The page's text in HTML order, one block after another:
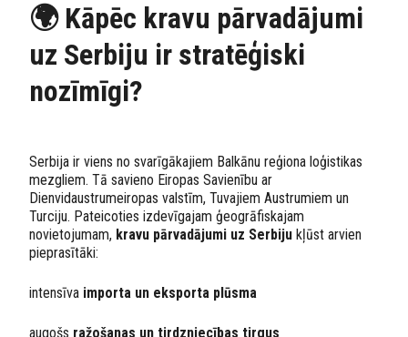
🌍 Kāpēc kravu pārvadājumi
uz Serbiju ir stratēģiski
nozīmīgi?
Serbija ir viens no svarīgākajiem Balkānu reģiona loģistikas
mezgliem. Tā savieno Eiropas Savienību ar
Dienvidaustrumeiropas valstīm, Tuvajiem Austrumiem un
Turciju. Pateicoties izdevīgajam ģeogrāfiskajam
novietojumam, kravu pārvadājumi uz Serbiju kļūst arvien
pieprasītāki:
intensīva importa un eksporta plūsma
augošs ražošanas un tirdzniecības tirgus